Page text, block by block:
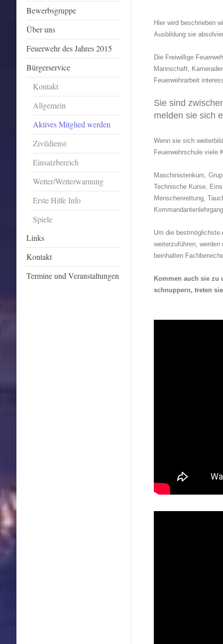
Bewerbsgruppe
Über uns
Feuerwehr des Jahres 2015
Bürgerservice
Kontakt
Allgemein
Aktives Mitglied werden
Zivildienst
Einsatzbereich
Wetter/Wetterwarnung
Erste Hilfe Info
Spiele
Links
Kontakt
Termine und Veranstaltungen
Hier wird beschrieben
Ausbildung sie
Die Freiwillige
Mannschaft,
Feuerwehrarbeit
Sie sind
melden sie sich
Wenn sie sich
Feuerwehrschule viele
Maschinistenkurs,
Technische Kurse,
Menschenrettung,
Um die bestmöglichste
weiterzuführen, werden
beinhalten
Kommen auch sie zu
schnuppern, treten